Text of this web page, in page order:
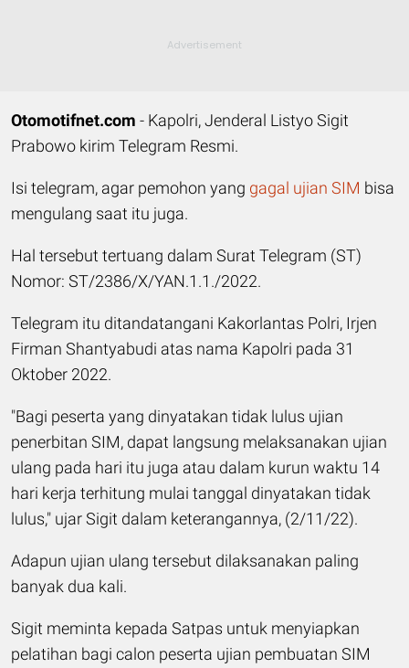
Otomotifnet.com - Kapolri, Jenderal Listyo Sigit
Prabowo kirim Telegram Resmi.
Isi telegram, agar pemohon yang gagal ujian SIM bisa
mengulang saat itu juga.
Hal tersebut tertuang dalam Surat Telegram (ST)
Nomor: ST/2386/X/YAN.1.1./2022.
Telegram itu ditandatangani Kakorlantas Polri, Irjen
Firman Shantyabudi atas nama Kapolri pada 31
Oktober 2022.
"Bagi peserta yang dinyatakan tidak lulus ujian
penerbitan SIM, dapat langsung melaksanakan ujian
ulang pada hari itu juga atau dalam kurun waktu 14
hari kerja terhitung mulai tanggal dinyatakan tidak
lulus," ujar Sigit dalam keterangannya, (2/11/22).
Adapun ujian ulang tersebut dilaksanakan paling
banyak dua kali.
Sigit meminta kepada Satpas untuk menyiapkan
pelatihan bagi calon peserta ujian pembuatan SIM